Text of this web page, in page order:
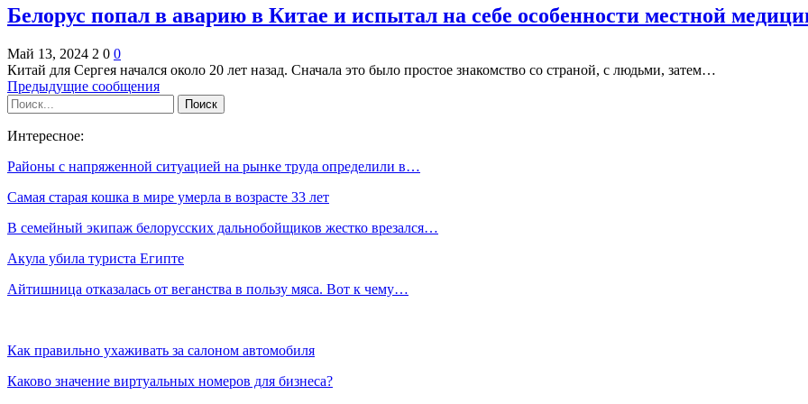
Белорус попал в аварию в Китае и испытал на себе особенности местной
Май 13, 2024 2 0 0
Китай для Сергея начался около 20 лет назад. Сначала это было простое знакомство со страной, с людьми, затем…
Предыдущие сообщения
Интересное:
Районы с напряженной ситуацией на рынке труда определили в…
Самая старая кошка в мире умерла в возрасте 33 лет
В семейный экипаж белорусских дальнобойщиков жестко врезался…
Акула убила туриста Египте
Айтишница отказалась от веганства в пользу мяса. Вот к чему…
Как правильно ухаживать за салоном автомобиля
Каково значение виртуальных номеров для бизнеса?